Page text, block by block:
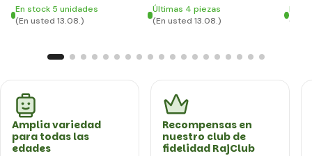
En stock 5 unidades
(En usted 13.08.)
Últimas 4 piezas
(En usted 13.08.)
En
(En
Amplia variedad
para todas las
edades
Recompensas en
nuestro club de
fidelidad RajClub